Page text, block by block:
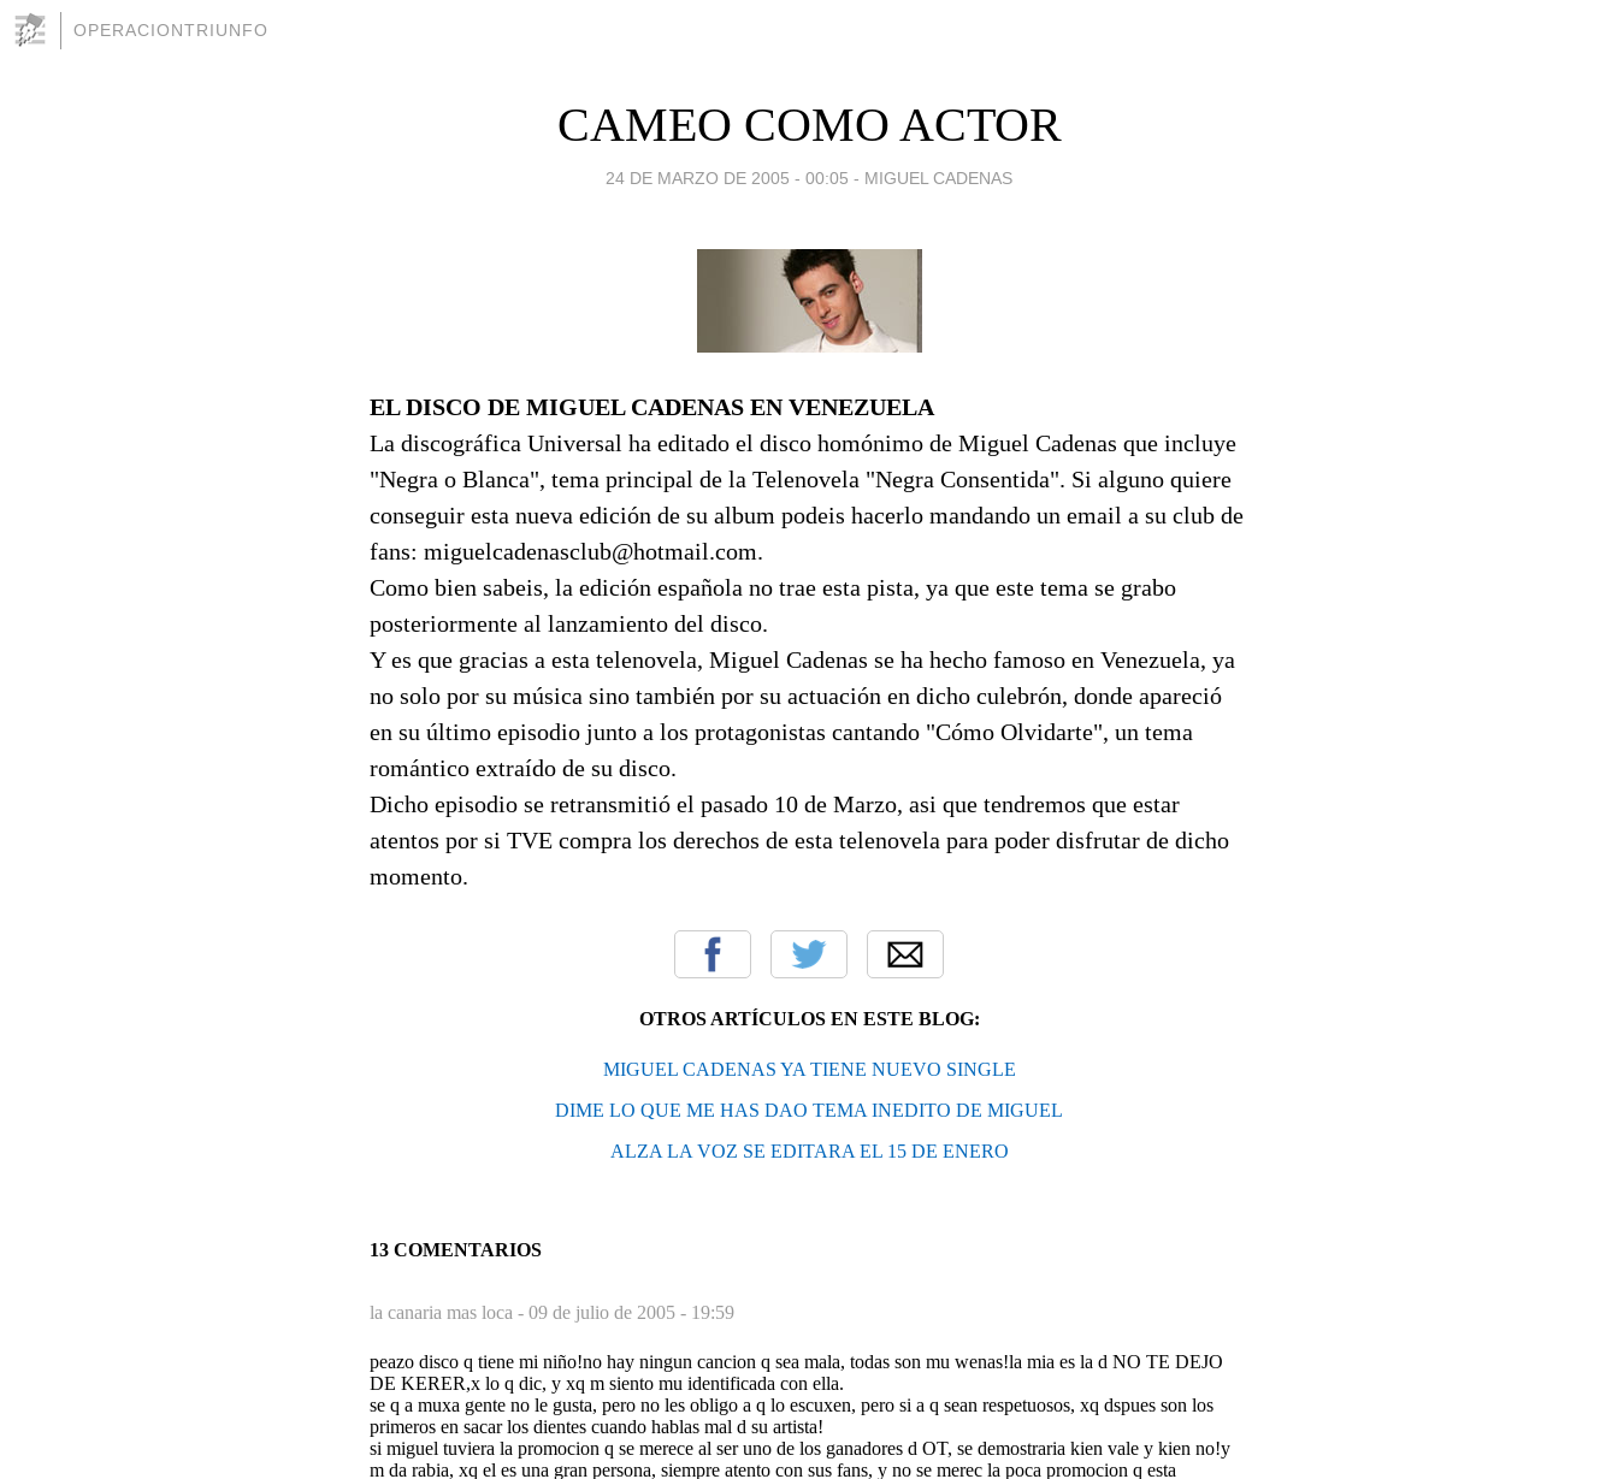
OPERACIONTRIUNFO
CAMEO COMO ACTOR
24 DE MARZO DE 2005 - 00:05 - MIGUEL CADENAS
EL DISCO DE MIGUEL CADENAS EN VENEZUELA
La discográfica Universal ha editado el disco homónimo de Miguel Cadenas que incluye
"Negra o Blanca", tema principal de la Telenovela "Negra Consentida". Si alguno quiere
conseguir esta nueva edición de su album podeis hacerlo mandando un email a su club de
fans: miguelcadenasclub@hotmail.com.
Como bien sabeis, la edición española no trae esta pista, ya que este tema se grabo
posteriormente al lanzamiento del disco.
Y es que gracias a esta telenovela, Miguel Cadenas se ha hecho famoso en Venezuela, ya
no solo por su música sino también por su actuación en dicho culebrón, donde apareció
en su último episodio junto a los protagonistas cantando "Cómo Olvidarte", un tema
romántico extraído de su disco.
Dicho episodio se retransmitió el pasado 10 de Marzo, asi que tendremos que estar
atentos por si TVE compra los derechos de esta telenovela para poder disfrutar de dicho
momento.
OTROS ARTÍCULOS EN ESTE BLOG:
MIGUEL CADENAS YA TIENE NUEVO SINGLE
DIME LO QUE ME HAS DAO TEMA INEDITO DE MIGUEL
ALZA LA VOZ SE EDITARA EL 15 DE ENERO
13 COMENTARIOS
la canaria mas loca - 09 de julio de 2005 - 19:59
peazo disco q tiene mi niño!no hay ningun cancion q sea mala, todas son mu wenas!la mia es la d NO TE DEJO
DE KERER,x lo q dic, y xq m siento mu identificada con ella.
se q a muxa gente no le gusta, pero no les obligo a q lo escuxen, pero si a q sean respetuosos, xq dspues son los
primeros en sacar los dientes cuando hablas mal d su artista!
si miguel tuviera la promocion q se merece al ser uno de los ganadores d OT, se demostraria kien vale y kien no!y
m da rabia, xq el es una gran persona, siempre atento con sus fans, y no se merec la poca promocion q esta